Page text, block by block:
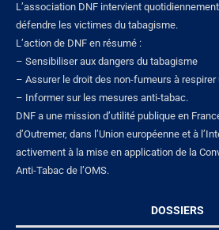
L’association DNF intervient
défendre les victimes du tabagisme.
L’action de DNF en résumé :
– Sensibiliser aux dangers du tabagisme
– Assurer le droit des non-fumeurs à respirer
– Informer sur les mesures anti-tabac.
DNF a une mission d’utilité publique en
d’Outremer, dans l’Union européenne et à
activement à la mise en application de la
Anti-Tabac de l’OMS.
DOSSIERS